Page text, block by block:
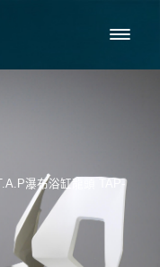
T.A.P瀑布浴缸龍頭 TAP-